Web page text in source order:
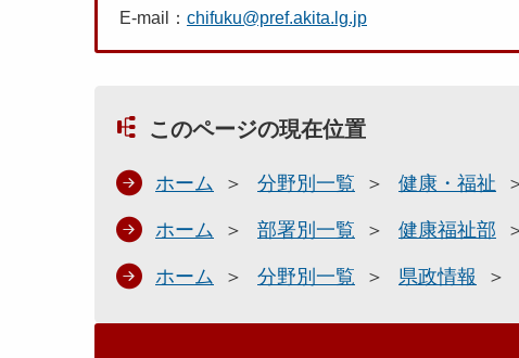
E-mail： chifuku@pref.akita.lg.jp
このページの現在位置
ホーム 分野別一覧 健康・福祉
ホーム 部署別一覧 健康福祉部
ホーム 分野別一覧 県政情報